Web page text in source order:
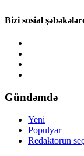
Bizi sosial
Gündəmdə
Yeni
Populyar
Redaktorun